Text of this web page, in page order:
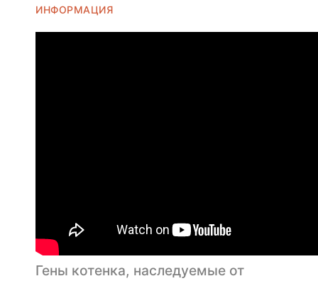
ИНФОРМАЦИЯ
Гены котенка, наследуемые от